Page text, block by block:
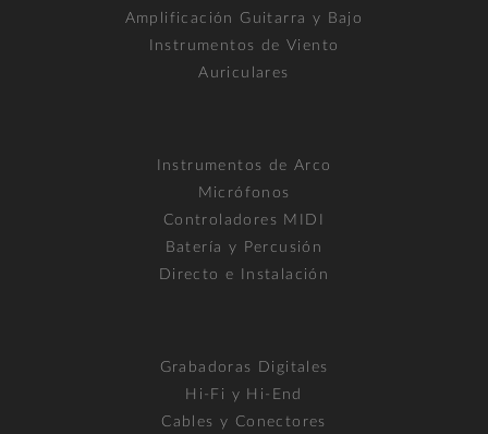
Amplificación Guitarra y Bajo
Instrumentos de Viento
Auriculares
Instrumentos de Arco
Micrófonos
Controladores MIDI
Batería y Percusión
Directo e Instalación
Grabadoras Digitales
Hi-Fi y Hi-End
Cables y Conectores